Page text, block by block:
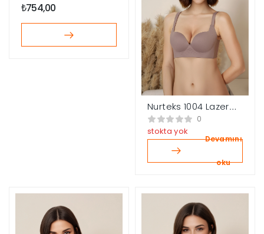
₺754,00
Nurteks 1004 Lazer
Kesim Sütyen
0
stokta yok
Devamını
oku